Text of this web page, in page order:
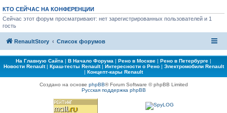
КТО СЕЙЧАС НА КОНФЕРЕНЦИИ
Сейчас этот форум просматривают: нет зарегистрированных пользователей и 1
гость
RenaultStory Список форумов
На Главную Сайта | В Начало Форума | Рено в Москве | Рено в Петербурге |
Новости Renault| Краш-тесты Renault| Интересности о Рено| Электромобили Renault
| Концепт-кары Renault
Создано на основе phpBB® Forum Software © phpBB Limited
Русская поддержка phpBB